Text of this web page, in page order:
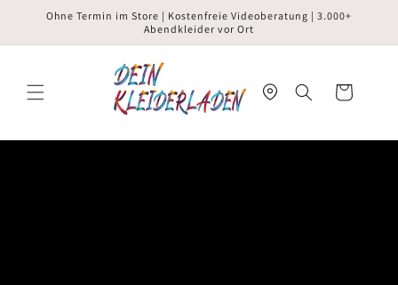
zumOhne Termin im Store | Kostenfreie Videoberatung | 3.000+
Abendkleider vor Ort
Warenkorb